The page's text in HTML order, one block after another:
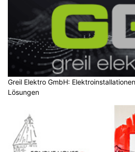
Greil Elektro GmbH:
Lösungen